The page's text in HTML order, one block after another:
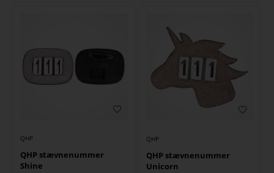
QHP
QHP stævnenummer
Shine
QHP
QHP stævnenummer
Unicorn